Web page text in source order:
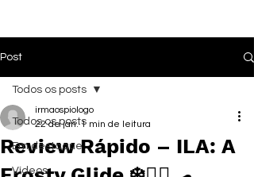
Post
Todos os posts
Em destaque
Vídeos
Todos os posts
Review Rápido – ILA: A
irmaospiologo
22 de jan. 1 min de leitura